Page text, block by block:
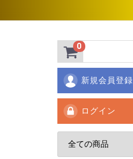
0
新規会員登録
ログイン